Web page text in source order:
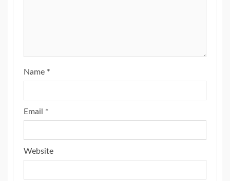
Name *
Email *
Website